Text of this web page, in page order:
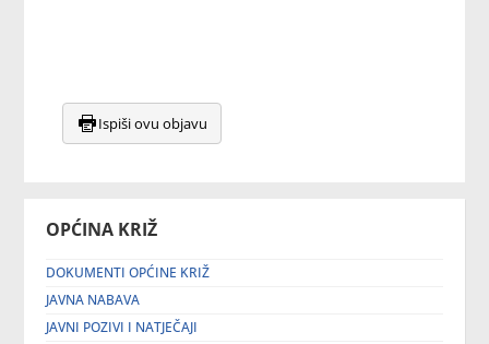
OPĆINA KRIŽ
DOKUMENTI OPĆINE KRIŽ
JAVNA NABAVA
JAVNI POZIVI I NATJEČAJI
Ispiši ovu objavu